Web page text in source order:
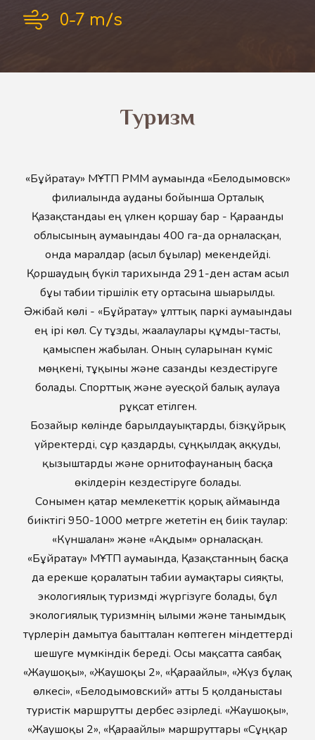
0-7 m/s
Туризм
«Бұйратау» МҰТП РММ аумағында «Белодымовск»
филиалында ауданы бойынша Орталық
Қазақстандағы ең үлкен қоршау бар - Қарағанды
облысының аумағындағы 400 га-да орналасқан,
онда маралдар (асыл бұғылар) мекендейді.
Қоршаудың бүкіл тарихында 291-ден астам асыл
бұғы табиғи тіршілік ету ортасына шығарылды.
Әжібай көлі - «Бұйратау» ұлттық паркі аумағындағы
ең ірі көл. Су тұзды, жағалаулары құмды-тасты,
қамыспен жабылған. Оның суларынан күміс
мөңкені, тұқыны және сазанды кездестіруге
болады. Спорттық және әуесқой балық аулауға
рұқсат етілген.
Бозайғыр көлінде барылдауықтарды, бізқұйрық
үйректерді, сұр қаздарды, сұңқылдақ аққуды,
қызғыштарды және орнитофаунаның басқа
өкілдерін кездестіруге болады.
Сонымен қатар мемлекеттік қорық аймағында
биіктігі 950-1000 метрге жететін ең биік таулар:
«Күншалған» және «Ақдым» орналасқан.
«Бұйратау» МҰТП аумағында, Қазақстанның басқа
да ерекше қорғалатын табиғи аумақтары сияқты,
экологиялық туризмді жүргізуге болады, бұл
экологиялық туризмнің ғылыми және танымдық
түрлерін дамытуға бағытталған көптеген міндеттерді
шешуге мүмкіндік береді. Осы мақсатта саябақ
«Жаушоқы», «Жаушоқы 2», «Қарағайлы», «Жүз бұлақ
өлкесі», «Белодымовский» атты 5 қолданыстағы
туристік маршрутты дербес әзірледі. «Жаушоқы»,
«Жаушоқы 2», «Қарағайлы» маршруттары «Сұңқар